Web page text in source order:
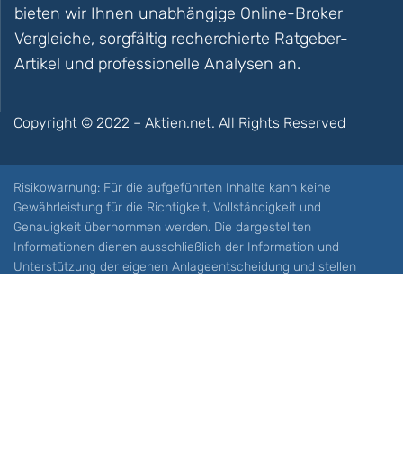
bieten wir Ihnen unabhängige Online-Broker
Vergleiche, sorgfältig recherchierte Ratgeber-
Artikel und professionelle Analysen an.
Copyright © 2022 – Aktien.net. All Rights Reserved
Risikowarnung: Für die aufgeführten Inhalte kann keine
Gewährleistung für die Richtigkeit, Vollständigkeit und
Genauigkeit übernommen werden. Die dargestellten
Informationen dienen ausschließlich der Information und
Unterstützung der eigenen Anlageentscheidung und stellen